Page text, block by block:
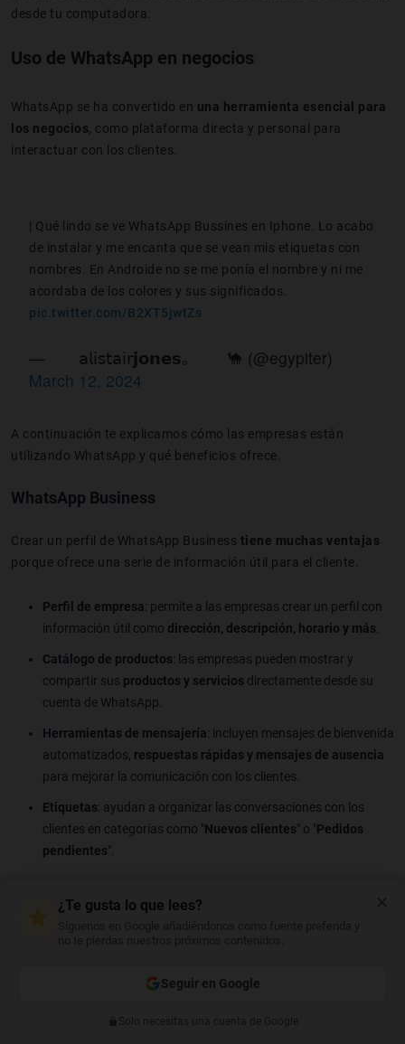
desde tu computadora.
Uso de WhatsApp en negocios
WhatsApp se ha convertido en una herramienta esencial para
los negocios , como plataforma directa y personal para
interactuar con los clientes.
| Qué lindo se ve WhatsApp Bussines en Iphone. Lo acabo
de instalar y me encanta que se vean mis etiquetas con
nombres. En Androide no se me ponía el nombre y ni me
acordaba de los colores y sus significados.
pic.twitter.com/B2XT5jwtZs
— ᅠᅠ𝖺𝗅𝗂𝗌𝗍𝖺𝗂𝗋𝗷𝗼𝗻𝗲𝘀。ᅠᅠ🐪 (@egypiter)
March 12, 2024
A continuación te explicamos cómo las empresas están
utilizando WhatsApp y qué beneficios ofrece.
WhatsApp Business
Crear un perfil de WhatsApp Business tiene muchas ventajas
porque ofrece una serie de información útil para el cliente.
Perfil de empresa: permite a las empresas crear un perfil con
información útil como dirección, descripción, horario y más
Catálogo de productos: las empresas pueden mostrar y
compartir sus productos y servicios directamente desde su
cuenta de WhatsApp.
Herramientas de mensajería: incluyen mensajes de bienvenida
automatizados, respuestas rápidas y mensajes de ausencia
para mejorar la comunicación con los clientes.
Etiquetas: ayudan a organizar las conversaciones con los
clientes en categorías como "Nuevos clientes" o "Pedidos
pendientes".
funciones que no solo son superchulas, sino que
¿Te gusta lo que lees?
Seguir en Google